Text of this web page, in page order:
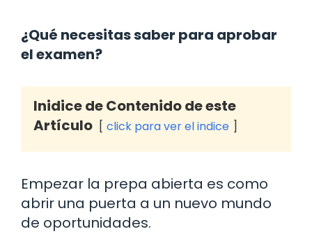
¿Qué necesitas saber para aprobar
el examen?
Inidice de Contenido de este
Artículo
click para ver el indice
Empezar la prepa abierta es como
abrir una puerta a un nuevo mundo
de oportunidades.